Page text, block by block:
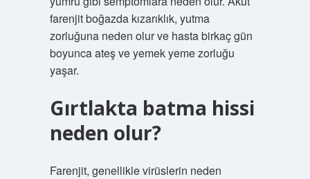
farenjit boğazda kızarıklık, yutma
zorluğuna neden olur ve hasta birkaç gün
boyunca ateş ve yemek yeme zorluğu
yaşar.
Gırtlakta batma hissi
neden olur?
Farenjit, genellikle virüslerin neden